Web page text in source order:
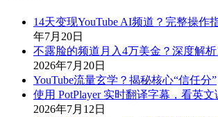
14天变现YouTube AI频道？完整操作
年7月20日
不露脸的频道月入4万美金？深度解析
2026年7月20日
YouTube流量玄学？揭秘核心“信任分”
使用 PotPlayer 实时翻译字幕，看英
2026年7月12日